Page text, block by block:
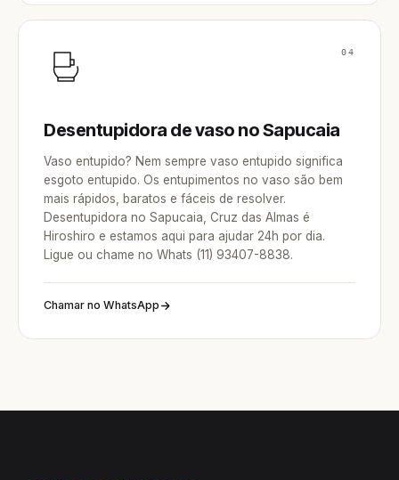
04
Desentupidora de vaso no Sapucaia
Vaso entupido? Nem sempre vaso entupido significa
esgoto entupido. Os entupimentos no vaso são bem
mais rápidos, baratos e fáceis de resolver.
Desentupidora no Sapucaia, Cruz das Almas é
Hiroshiro e estamos aqui para ajudar 24h por dia.
Ligue ou chame no Whats (11) 93407-8838.
Chamar no WhatsApp